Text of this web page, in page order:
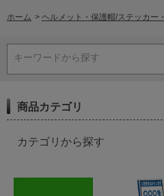
ホーム > ヘルメット・保護帽/ステッカー
キーワードから探す
商品カテゴリ
カテゴリから探す